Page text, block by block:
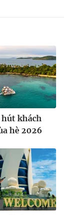
khách
hè 2026